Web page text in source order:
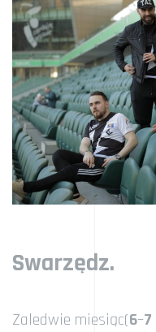
Swarzędz.
Zaledwie miesiąc(6–7